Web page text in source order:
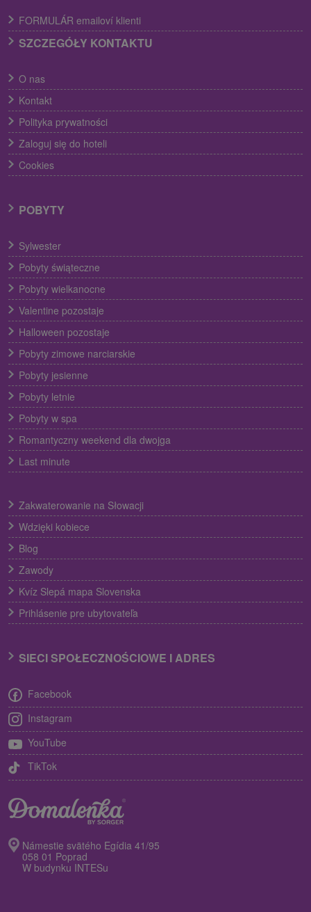
FORMULÁR emailoví klienti
SZCZEGÓŁY KONTAKTU
O nas
Kontakt
Polityka prywatności
Zaloguj się do hoteli
Cookies
POBYTY
Sylwester
Pobyty świąteczne
Pobyty wielkanocne
Valentine pozostaje
Halloween pozostaje
Pobyty zimowe narciarskie
Pobyty jesienne
Pobyty letnie
Pobyty w spa
Romantyczny weekend dla dwojga
Last minute
Zakwaterowanie na Słowacji
Wdzięki kobiece
Blog
Zawody
Kvíz Slepá mapa Slovenska
Prihlásenie pre ubytovateľa
SIECI SPOŁECZNOŚCIOWE I ADRES
Facebook
Instagram
YouTube
TikTok
Námestie svätého Egídia 41/95
058 01 Poprad
W budynku INTESu